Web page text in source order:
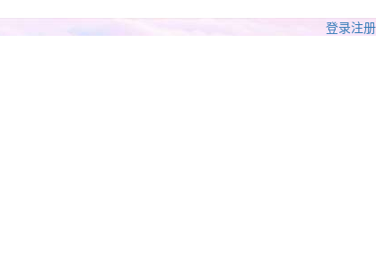
登录注册